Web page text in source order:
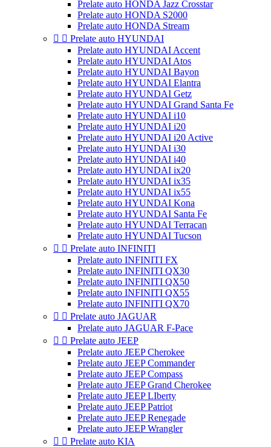
Prelate auto HONDA Jazz Crosstar
Prelate auto HONDA S2000
Prelate auto HONDA Stream
  Prelate auto HYUNDAI
Prelate auto HYUNDAI Accent
Prelate auto HYUNDAI Atos
Prelate auto HYUNDAI Bayon
Prelate auto HYUNDAI Elantra
Prelate auto HYUNDAI Getz
Prelate auto HYUNDAI Grand Santa Fe
Prelate auto HYUNDAI i10
Prelate auto HYUNDAI i20
Prelate auto HYUNDAI i20 Active
Prelate auto HYUNDAI i30
Prelate auto HYUNDAI i40
Prelate auto HYUNDAI ix20
Prelate auto HYUNDAI ix35
Prelate auto HYUNDAI ix55
Prelate auto HYUNDAI Kona
Prelate auto HYUNDAI Santa Fe
Prelate auto HYUNDAI Terracan
Prelate auto HYUNDAI Tucson
  Prelate auto INFINITI
Prelate auto INFINITI FX
Prelate auto INFINITI QX30
Prelate auto INFINITI QX50
Prelate auto INFINITI QX55
Prelate auto INFINITI QX70
  Prelate auto JAGUAR
Prelate auto JAGUAR F-Pace
  Prelate auto JEEP
Prelate auto JEEP Cherokee
Prelate auto JEEP Commander
Prelate auto JEEP Compass
Prelate auto JEEP Grand Cherokee
Prelate auto JEEP LIberty
Prelate auto JEEP Patriot
Prelate auto JEEP Renegade
Prelate auto JEEP Wrangler
  Prelate auto KIA